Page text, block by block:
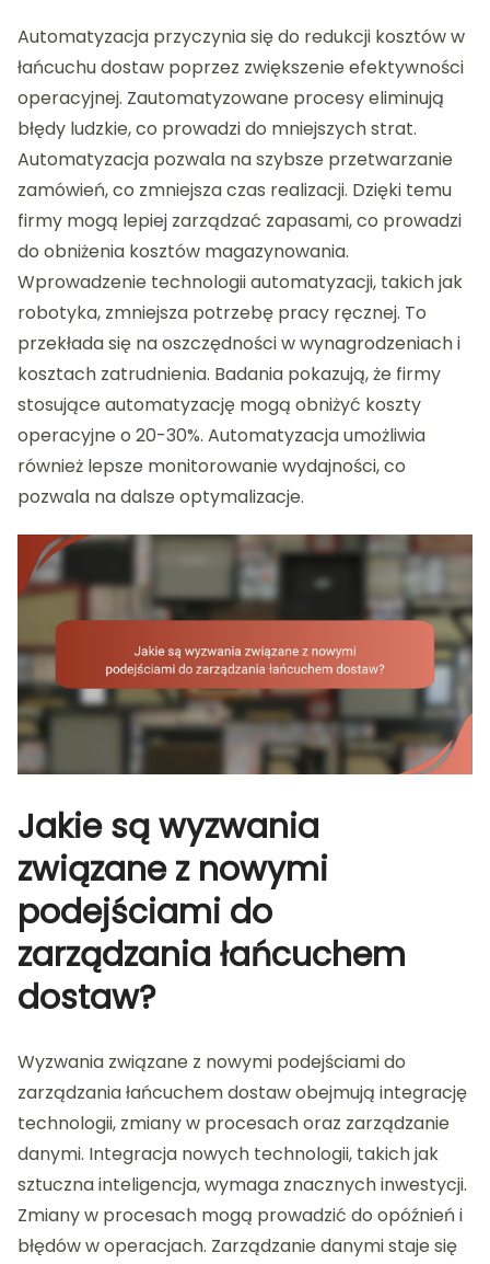
Automatyzacja przyczynia się do redukcji kosztów w
łańcuchu dostaw poprzez zwiększenie efektywności
operacyjnej. Zautomatyzowane procesy eliminują
błędy ludzkie, co prowadzi do mniejszych strat.
Automatyzacja pozwala na szybsze przetwarzanie
zamówień, co zmniejsza czas realizacji. Dzięki temu
firmy mogą lepiej zarządzać zapasami, co prowadzi
do obniżenia kosztów magazynowania.
Wprowadzenie technologii automatyzacji, takich jak
robotyka, zmniejsza potrzebę pracy ręcznej. To
przekłada się na oszczędności w wynagrodzeniach i
kosztach zatrudnienia. Badania pokazują, że firmy
stosujące automatyzację mogą obniżyć koszty
operacyjne o 20-30%. Automatyzacja umożliwia
również lepsze monitorowanie wydajności, co
pozwala na dalsze optymalizacje.
Jakie są wyzwania
związane z nowymi
podejściami do
zarządzania łańcuchem
dostaw?
Wyzwania związane z nowymi podejściami do
zarządzania łańcuchem dostaw obejmują integrację
technologii, zmiany w procesach oraz zarządzanie
danymi. Integracja nowych technologii, takich jak
sztuczna inteligencja, wymaga znacznych inwestycji.
Zmiany w procesach mogą prowadzić do opóźnień i
błędów w operacjach. Zarządzanie danymi staje się